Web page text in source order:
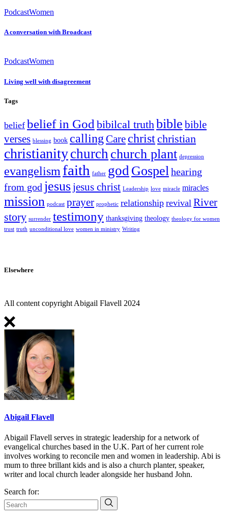
PodcastWomen
A conversation with Broadcast
PodcastWomen
Living well with disagreement
Tags
belief belief in God bibilcal truth bible bible
verses blessing book calling Care christchristian
christianitychurch church plant depression
evangelism faith father god Gospelhearing
from god jesusjesus christ Leadership love miracle miracles
mission podcast prayer prophetic relationship revival River
story surrender testimony thanksgiving theology theology for women
trust truth unconditional love women in ministry Writing
Elsewhere
All content copyright Abigail Flavell 2024
Abigail Flavell
Abigail Flavell serves in strategic leadership for a network of
evangelical churches based in the U.K. Part of her current role
involves working to reconcile men and women in leadership. Abi is
mum to three brillant kids and is also a church planter, speaker,
writer and local church leader alongside her husband John.
Search for: